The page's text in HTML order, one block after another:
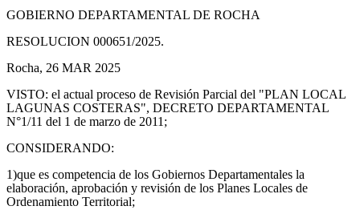
GOBIERNO DEPARTAMENTAL DE ROCHA
RESOLUCION 000651/2025.
Rocha, 26 MAR 2025
VISTO: el actual proceso de Revisión Parcial del "PLAN LOCAL
LAGUNAS COSTERAS", DECRETO DEPARTAMENTAL
N°1/11 del 1 de marzo de 2011;
CONSIDERANDO:
1)que es competencia de los Gobiernos Departamentales la
elaboración, aprobación y revisión de los Planes Locales de
Ordenamiento Territorial;